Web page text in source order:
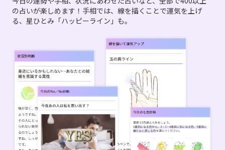
の占いが楽しめます！手相では、線を描くことで運気を上げ
る、星ひとみ「ハッピーライン」も。